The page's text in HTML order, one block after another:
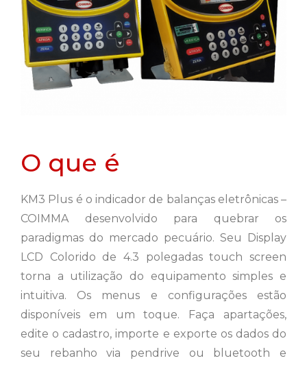
O que é
KM3 Plus é o indicador de balanças eletrônicas –
COIMMA desenvolvido para quebrar os
paradigmas do mercado pecuário. Seu Display
LCD Colorido de 4.3 polegadas touch screen
torna a utilização do equipamento simples e
intuitiva. Os menus e configurações estão
disponíveis em um toque. Faça apartações,
edite o cadastro, importe e exporte os dados do
seu rebanho via pendrive ou bluetooth e